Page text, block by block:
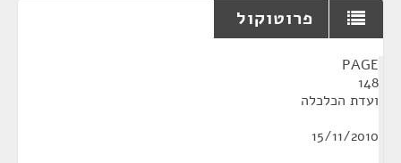
פרוטוקול
PAGE
148
ועדת הכלכלה
15/11/2010